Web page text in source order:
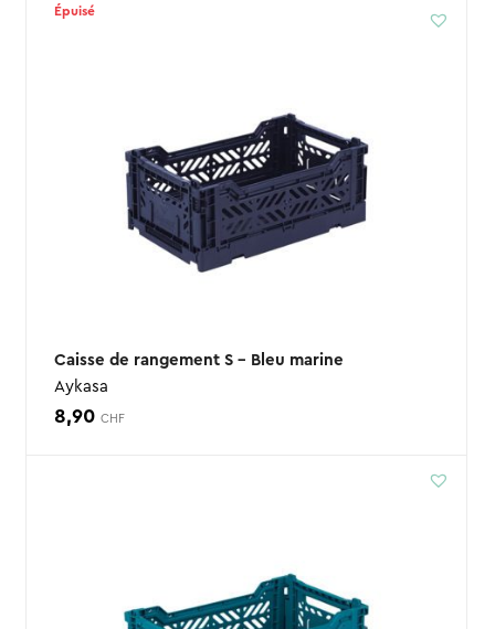
Épuisé
Caisse de rangement S – Bleu marine
Aykasa
8,90 CHF